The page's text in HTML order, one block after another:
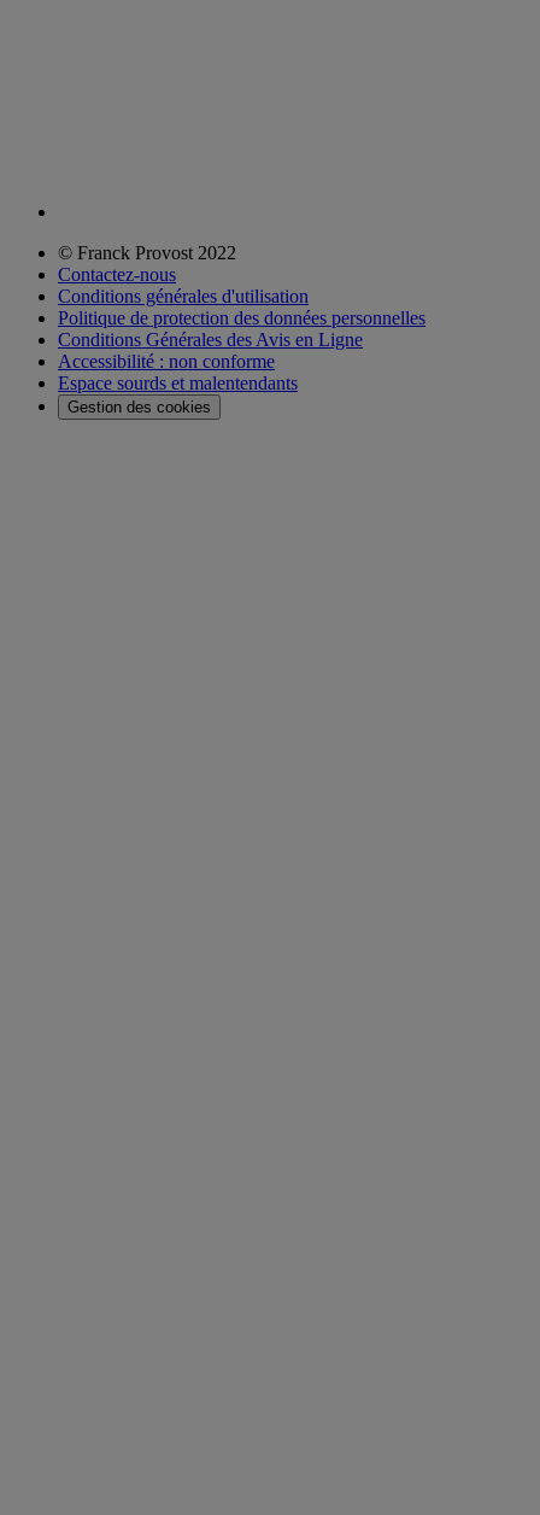
© Franck Provost 2022
Contactez-nous
Conditions générales d'utilisation
Politique de protection des données personnelles
Conditions Générales des Avis en Ligne
Accessibilité : non conforme
Espace sourds et malentendants
Gestion des cookies